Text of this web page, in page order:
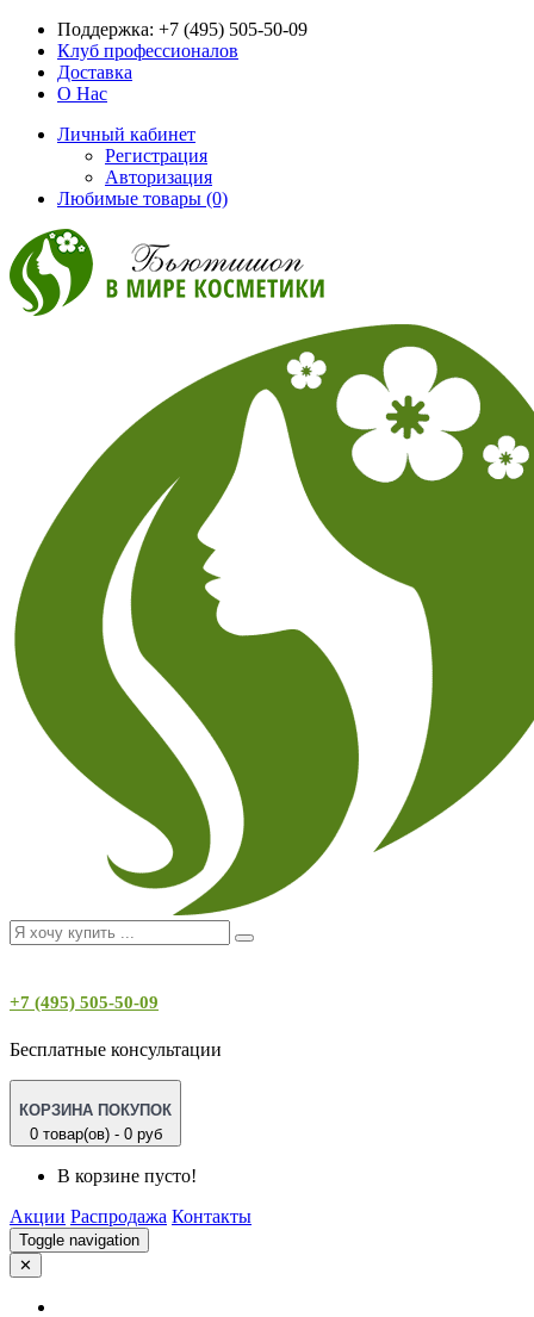
Поддержка: +7 (495) 505-50-09
Клуб профессионалов
Доставка
О Нас
Личный кабинет
Регистрация
Авторизация
Любимые товары (0)
+7 (495) 505-50-09
Бесплатные консультации
КОРЗИНА ПОКУПОК
0 товар(ов) - 0 руб
В корзине пусто!
Акции Распродажа Контакты
Toggle navigation
✕